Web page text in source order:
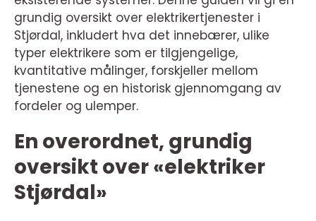
grundig oversikt over elektrikertjenester i
Stjørdal, inkludert hva det innebærer, ulike
typer elektrikere som er tilgjengelige,
kvantitative målinger, forskjeller mellom
tjenestene og en historisk gjennomgang av
fordeler og ulemper.
En overordnet, grundig
oversikt over «elektriker
Stjørdal»